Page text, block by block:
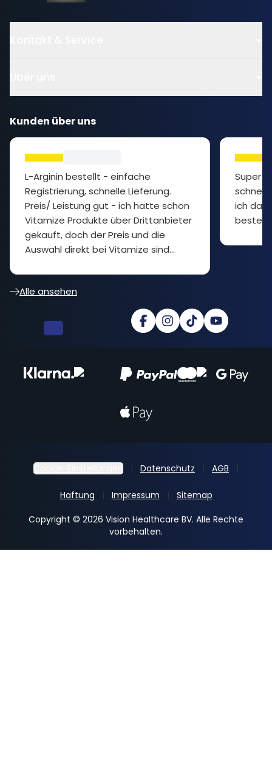
Kunden über uns
L-Arginin bestellt - einfache
Registrierung, schnelle Lieferung.
Preis/ Leistung gut - ich hatte schon
Vitamize Produkte über Drittanbieter
gekauft, doch der Preis und die
Auswahl direkt bei Vitamize sind
Super
ich das
Alle ansehen
Cookie-Einstellungen Datenschutz AGB
Haftung Impressum
Sitemap
Copyright © 2026 Vision Healthcare BV. Alle Rechte
vorbehalten.